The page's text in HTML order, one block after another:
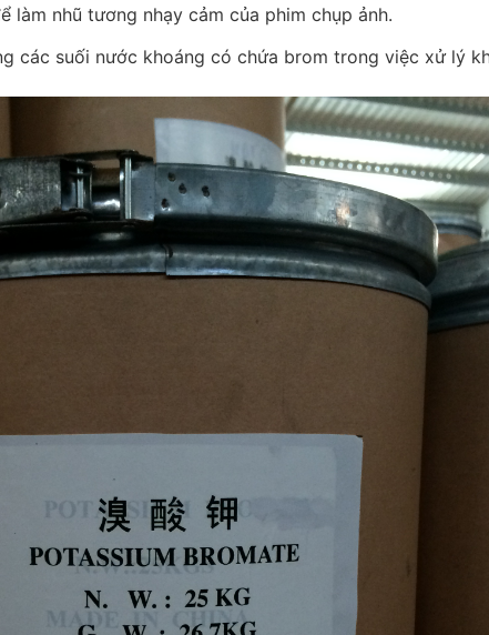
làm nhũ tương nhạy cảm của phim chụp ảnh.
các suối nước khoáng có chứa brom trong việc xử lý